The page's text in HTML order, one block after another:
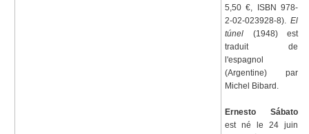
5,50 €, ISBN 978-
2-02-023928-8). El
túnel (1948) est
traduit de
l'espagnol
(Argentine) par
Michel Bibard.
Ernesto Sábato
est né le 24 juin